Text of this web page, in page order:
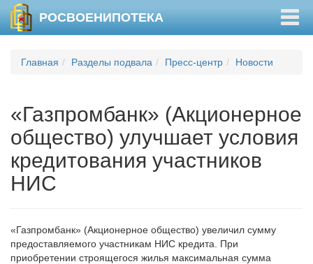
РОСВОЕНИПОТЕКА
Главная Разделы подвала Пресс-центр Новости
«Газпромбанк» (Акционерное
общество) улучшает условия
кредитования участников
НИС
«Газпромбанк» (Акционерное общество) увеличил сумму
предоставляемого участникам НИС кредита. При
приобретении строящегося жилья максимальная сумма